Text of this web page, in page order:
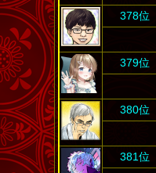
378位
379位
380位
381位